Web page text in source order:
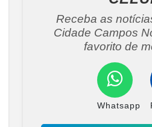
Receba as
Cidade Campos
favorito de
Whatsapp